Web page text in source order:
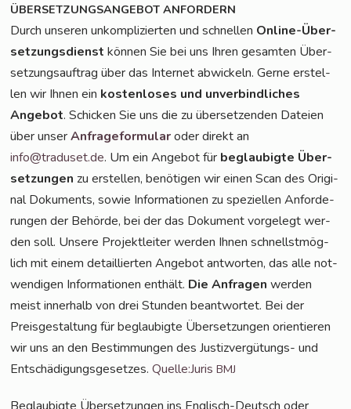
ÜBERSETZUNGSANGEBOT ANFORDERN
Durch unse­ren unkom­pli­zier­ten und schnel­len Online-Über­
set­zungs­dienst kön­nen Sie bei uns Ihren gesam­ten Über­
set­zungs­auf­trag über das Inter­net abwi­ckeln. Ger­ne erstel­
len wir Ihnen ein kos­ten­lo­ses und unver­bind­li­ches
Ange­bot. Schi­cken Sie uns die zu über­set­zen­den Datei­en
über unserAnfra­ge­for­mu­laroder direkt an
info@traduset.de. Um ein Ange­bot für beglau­big­te Über­
set­zun­gen zu erstel­len, benö­ti­gen wir einen Scan des Ori­gi­
nal Doku­ments, sowie Infor­ma­tio­nen zu spe­zi­el­len Anfor­de­
run­gen der Behör­de, bei der das Doku­ment vor­ge­legt wer­
den soll. Unse­re Pro­jekt­lei­ter wer­den Ihnen schnellst­mög­
lich mit einem detail­lier­ten Ange­bot ant­wor­ten, das alle not­
wen­di­gen Infor­ma­tio­nen ent­hält. Die Anfra­gen wer­den
meist inner­halb von drei Stun­den beant­wor­tet. Bei der
Preis­ge­stal­tung für beglau­big­te Über­set­zun­gen ori­en­tie­ren
wir uns an den Bestim­mun­gen des Jus­tiz­ver­gü­tungs- und
Ent­schä­di­gungs­ge­set­zes.Quelle:JurisBMJ